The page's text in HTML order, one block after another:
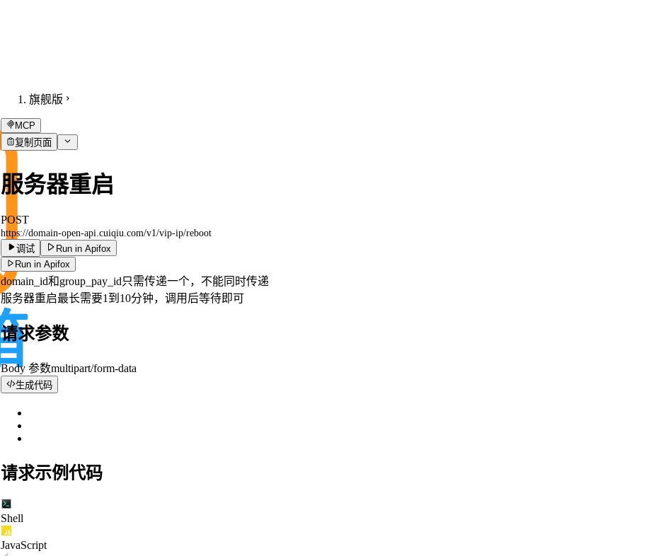
旗舰版
MCP
复制页面
服务器重启
POST
https://domain-open-api.cuiqiu.com/v1/vip-ip/reboot
调试
Run in Apifox
Run in Apifox
domain_id和group_pay_id只需传递一个，不能同时传递
服务器重启最长需要1到10分钟，调用后等待即可
请求参数
Body 参数multipart/form-data
生成代码
请求示例代码
Shell
JavaScript